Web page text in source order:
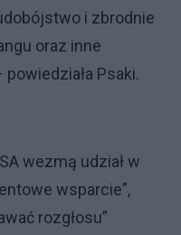
i zbrodnie
oraz inne
Psaki.
wezmą udział w
wsparcie”,
rozgłosu”